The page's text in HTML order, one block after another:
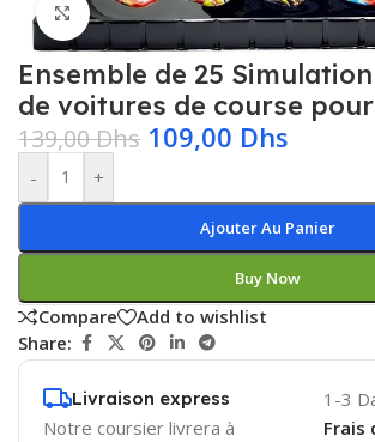
Click to enlarge
Ensemble de 25
de voitures de course
139,00Dhs 109,00 Dhs
- +
Ajouter Au Panier
Buy Now
Compare
Add to wishlist
Share:
Livraison express
Notre coursier livrera à
1-3
Frais